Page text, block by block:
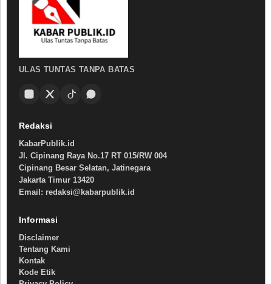
ULAS TUNTAS TANPA BATAS
Redaksi
KabarPublik.id
Jl. Cipinang Raya No.17 RT 015/RW 004
Cipinang Besar Selatan, Jatinegara
Jakarta Timur 13420
Email: redaksi@kabarpublik.id
Informasi
Disclaimer
Tentang Kami
Kontak
Kode Etik